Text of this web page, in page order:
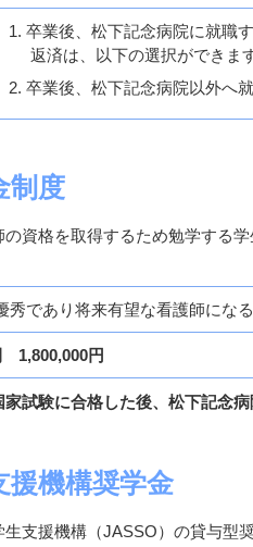
卒業後、松下記念病院に就職
返済は、以下の選択ができま
卒業後、松下記念病院以外へ
制度
資格を取得するため勉学する
秀であり将来有望な看護師にな
1,800,000円
試験に合格した後、松下記念
援機構奨学金
支援機構（JASSO）の貸与型